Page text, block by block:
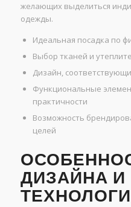
желающих выделиться
одежды.
Идеальная посадка по
Выбор тканей и
Дизайн,
Функциональные
практичности
Возможность
целей
ДИЗАЙНА И